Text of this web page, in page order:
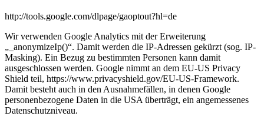
http://tools.google.com/dlpage/gaoptout?hl=de
Wir verwenden Google Analytics mit der Erweiterung
„_anonymizeIp()“. Damit werden die IP-Adressen gekürzt (sog. IP-
Masking). Ein Bezug zu bestimmten Personen kann damit
ausgeschlossen werden. Google nimmt an dem EU-US Privacy
Shield teil, https://www.privacyshield.gov/EU-US-Framework.
Damit besteht auch in den Ausnahmefällen, in denen Google
personenbezogene Daten in die USA überträgt, ein angemessenes
Datenschutzniveau.